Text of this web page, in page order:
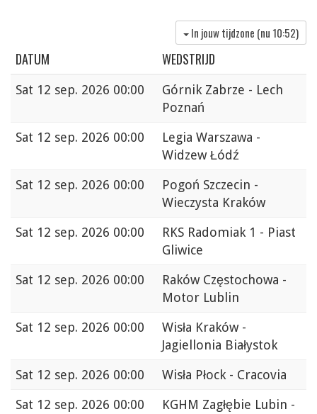
In jouw tijdzone (nu 10:52)
DATUM WEDSTRIJD
Sat 12 sep. 2026 00:00
Górnik Zabrze - Lech
Poznań
Sat 12 sep. 2026 00:00
Legia Warszawa -
Widzew Łódź
Sat 12 sep. 2026 00:00
Pogoń Szczecin -
Wieczysta Kraków
Sat 12 sep. 2026 00:00
RKS Radomiak 1 - Piast
Gliwice
Sat 12 sep. 2026 00:00
Raków Częstochowa -
Motor Lublin
Sat 12 sep. 2026 00:00
Wisła Kraków -
Jagiellonia Białystok
Sat 12 sep. 2026 00:00
Wisła Płock - Cracovia
Sat 12 sep. 2026 00:00
KGHM Zagłębie Lubin -